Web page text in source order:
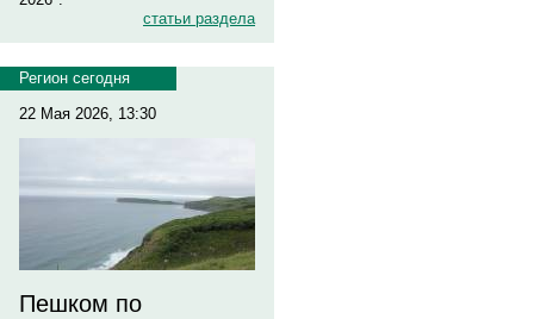
статьи раздела
Регион сегодня
22 Мая 2026, 13:30
Пешком по